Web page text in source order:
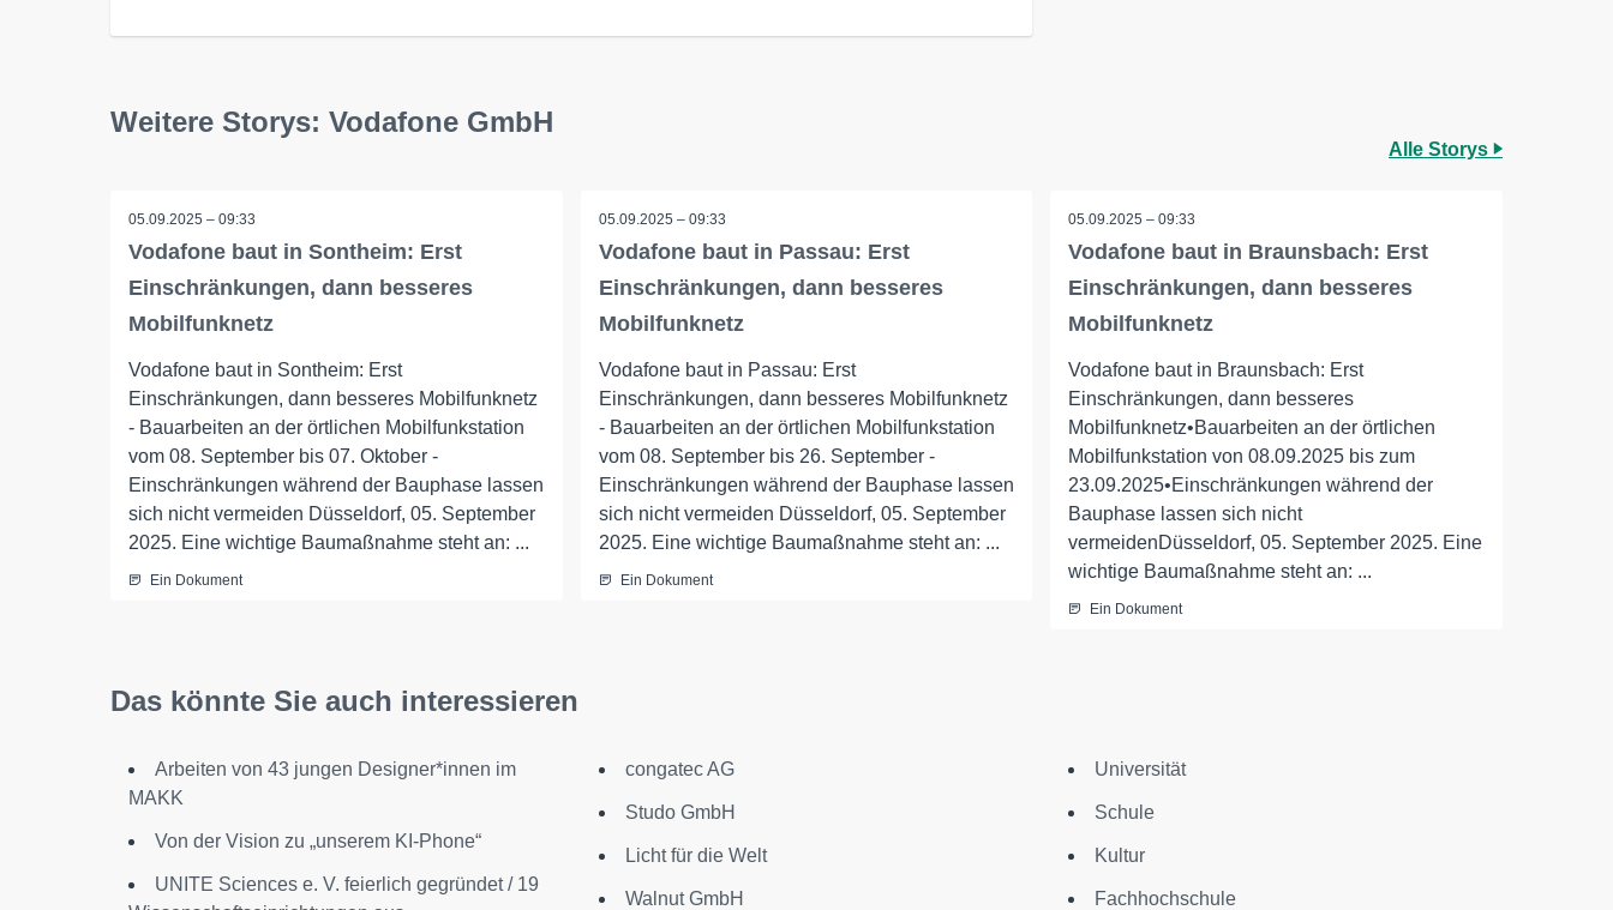
Weitere Storys: Vodafone GmbH
Alle Storys
05.09.2025 – 09:33
Vodafone baut in Sontheim: Erst
Einschränkungen, dann besseres
Mobilfunknetz
Vodafone baut in Sontheim: Erst
Einschränkungen, dann besseres Mobilfunknetz
- Bauarbeiten an der örtlichen Mobilfunkstation
vom 08. September bis 07. Oktober -
Einschränkungen während der Bauphase lassen
sich nicht vermeiden Düsseldorf, 05. September
2025. Eine wichtige Baumaßnahme steht an: ...
Ein Dokument
05.09.2025 – 09:33
Vodafone baut in Passau: Erst
Einschränkungen, dann besseres
Mobilfunknetz
Vodafone baut in Passau: Erst
Einschränkungen, dann besseres Mobilfunknetz
- Bauarbeiten an der örtlichen Mobilfunkstation
vom 08. September bis 26. September -
Einschränkungen während der Bauphase lassen
sich nicht vermeiden Düsseldorf, 05. September
2025. Eine wichtige Baumaßnahme steht an: ...
Ein Dokument
05.09.2025 – 09:33
Vodafone baut in Braunsbach: Erst
Einschränkungen, dann besseres
Mobilfunknetz
Vodafone baut in Braunsbach: Erst
Einschränkungen, dann besseres
Mobilfunknetz•Bauarbeiten an der örtlichen
Mobilfunkstation von 08.09.2025 bis zum
23.09.2025•Einschränkungen während der
Bauphase lassen sich nicht
vermeidenDüsseldorf, 05. September 2025. Eine
wichtige Baumaßnahme steht an: ...
Ein Dokument
Das könnte Sie auch interessieren
Arbeiten von 43 jungen Designer*innen im
MAKK
Von der Vision zu „unserem KI-Phone“
UNITE Sciences e. V. feierlich gegründet / 19
congatec AG
Studo GmbH
Licht für die Welt
Walnut GmbH
Universität
Schule
Kultur
Fachhochschule